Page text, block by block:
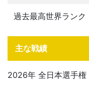
過去最高世界ランク
主な戦績
2026年 全日本選手権